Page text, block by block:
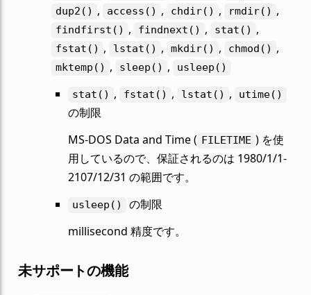
dup2() , access() , chdir() , rmdir() ,
findfirst() , findnext() , stat() ,
fstat() , lstat() , mkdir() , chmod() ,
mktemp() , sleep() , usleep()
stat() , fstat() , lstat() , utime()
の制限
MS-DOS Data and Time ( FILETIME ) を使
用しているので、保証されるのは 1980/1/1-
2107/12/31 の範囲です。
usleep()
の制限
millisecond 精度です。
未サポートの機能